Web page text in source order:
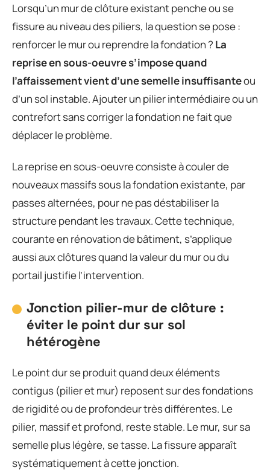
Lorsqu’un mur de clôture existant penche ou se
fissure au niveau des piliers, la question se pose :
renforcer le mur ou reprendre la fondation ? La
reprise en sous-oeuvre s’impose quand
l’affaissement vient d’une semelle insuffisanteou
d’un sol instable. Ajouter un pilier intermédiaire ou un
contrefort sans corriger la fondation ne fait que
déplacer le problème.
La reprise en sous-oeuvre consiste à couler de
nouveaux massifs sous la fondation existante, par
passes alternées, pour ne pas déstabiliser la
structure pendant les travaux. Cette technique,
courante en rénovation de bâtiment, s’applique
aussi aux clôtures quand la valeur du mur ou du
portail justifie l’intervention.
Jonction pilier-mur de clôture :
éviter le point dur sur sol
hétérogène
Le point dur se produit quand deux éléments
contigus (pilier et mur) reposent sur des fondations
de rigidité ou de profondeur très différentes. Le
pilier, massif et profond, reste stable. Le mur, sur sa
semelle plus légère, se tasse. La fissure apparaît
systématiquement à cette jonction.